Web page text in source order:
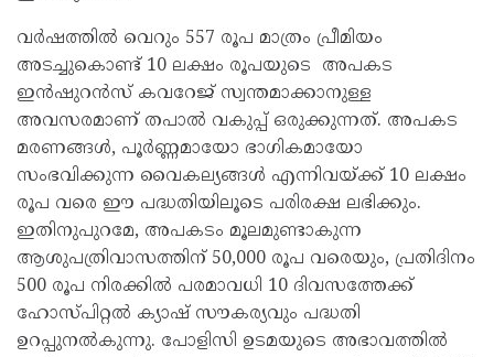
വർഷത്തിൽ വെറും 557 രൂപ മാത്രം പ്രീമിയം
അടച്ചുകൊണ്ട് 10 ലക്ഷം രൂപയുടെ അപകട
ഇൻഷുറൻസ് കവറേജ് സ്വന്തമാക്കാനുള്ള
അവസരമാണ് തപാൽ വകുപ്പ് ഒരുക്കുന്നത്. അപകട
മരണങ്ങൾ, പൂർണ്ണമായോ ഭാഗികമായോ
സംഭവിക്കുന്ന വൈകല്യങ്ങൾ എന്നിവയ്ക്ക് 10 ലക്ഷം
രൂപ വരെ ഈ പദ്ധതിയിലൂടെ പരിരക്ഷ ലഭിക്കും.
ഇതിനുപുറമേ, അപകടം മൂലമുണ്ടാകുന്ന
ആശുപത്രിവാസത്തിന് 50,000 രൂപ വരെയും, പ്രതിദിനം
500 രൂപ നിരക്കിൽ പരമാവധി 10 ദിവസത്തേക്ക്
ഹോസ്പിറ്റൽ ക്യാഷ് സൗകര്യവും പദ്ധതി
ഉറപ്പുനൽകുന്നു. പോളിസി ഉടമയുടെ അഭാവത്തിൽ